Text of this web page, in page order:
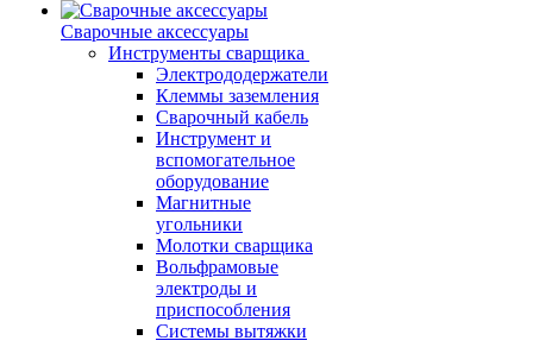
Сварочные аксессуары
Инструменты сварщика
Электрододержатели
Клеммы заземления
Сварочный кабель
Инструмент и
вспомогательное
оборудование
Магнитные
угольники
Молотки сварщика
Вольфрамовые
электроды и
приспособления
Системы вытяжки